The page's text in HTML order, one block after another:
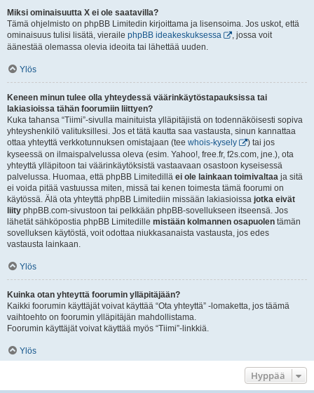
Miksi ominaisuutta X ei ole saatavilla?
Tämä ohjelmisto on phpBB Limitedin kirjoittama ja lisensoima. Jos uskot, että
ominaisuus tulisi lisätä, vieraile phpBB ideakeskuksessa
, jossa voit
äänestää olemassa olevia ideoita tai lähettää uuden.
Ylös
Keneen minun tulee olla yhteydessä väärinkäytöstapauksissa tai
lakiasioissa tähän foorumiin liittyen?
Kuka tahansa “Tiimi”-sivulla mainituista ylläpitäjistä on todennäköisesti sopiva
yhteyshenkilö valituksillesi. Jos et tätä kautta saa vastausta, sinun kannattaa
ottaa yhteyttä verkkotunnuksen omistajaan (tee whois-kysely
) tai jos
kyseessä on ilmaispalvelussa oleva (esim. Yahoo!, free.fr, f2s.com, jne.), ota
yhteyttä ylläpitoon tai väärinkäytöksistä vastaavaan osastoon kyseisessä
palvelussa. Huomaa, että phpBB Limitedillä ei ole lainkaan toimivaltaa ja sitä
ei voida pitää vastuussa miten, missä tai kenen toimesta tämä foorumi on
käytössä. Älä ota yhteyttä phpBB Limitediin missään lakiasioissa jotka eivät
liity phpBB.com-sivustoon tai pelkkään phpBB-sovellukseen itseensä. Jos
lähetät sähköpostia phpBB Limitedille mistään kolmannen osapuolen tämän
sovelluksen käytöstä, voit odottaa niukkasanaista vastausta, jos edes
vastausta lainkaan.
Ylös
Kuinka otan yhteyttä foorumin ylläpitäjään?
Kaikki foorumin käyttäjät voivat käyttää “Ota yhteyttä” -lomaketta, jos täämä
vaihtoehto on foorumin ylläpitäjän mahdollistama.
Foorumin käyttäjät voivat käyttää myös “Tiimi”-linkkiä.
Ylös
Hyppää